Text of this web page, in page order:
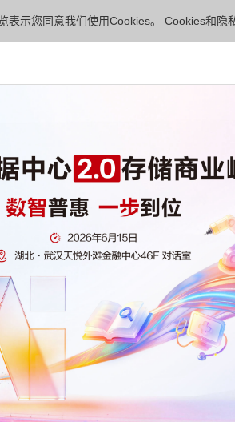
表示您同意我们使用Cookies。 Cookies和隐